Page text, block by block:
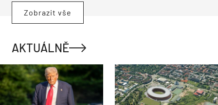
Zobrazit vše
AKTUÁLNĚ